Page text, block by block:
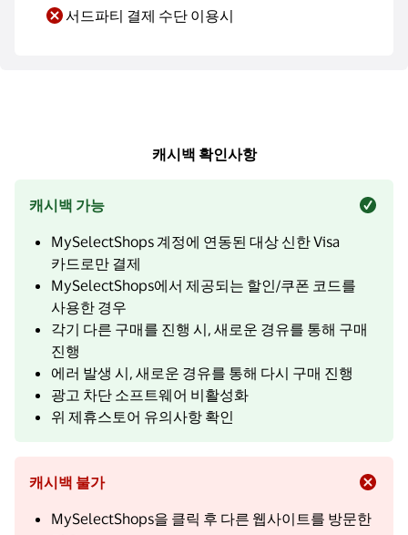
서드파티 결제 수단 이용시
캐시백 확인사항
캐시백 가능
MySelectShops 계정에 연동된 대상 신한 Visa
카드로만 결제
MySelectShops에서 제공되는 할인/쿠폰 코드를
사용한 경우
각기 다른 구매를 진행 시, 새로운 경유를 통해 구매
진행
에러 발생 시, 새로운 경유를 통해 다시 구매 진행
광고 차단 소프트웨어 비활성화
위 제휴스토어 유의사항 확인
캐시백 불가
MySelectShops을 클릭 후 다른 웹사이트를 방문한